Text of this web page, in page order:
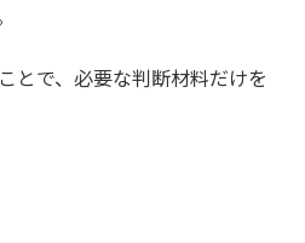
とで、必要な判断材料だけを